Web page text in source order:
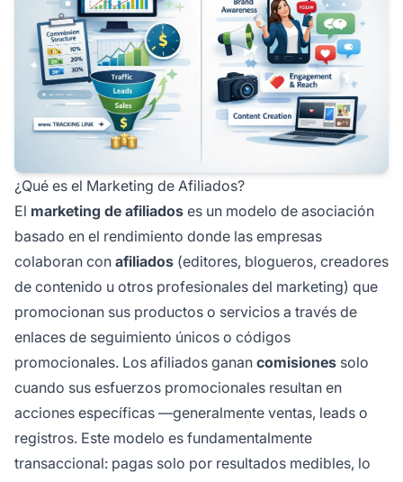
¿Qué es el Marketing de Afiliados?
El marketing de afiliados es un modelo de asociación
basado en el rendimiento donde las empresas
colaboran con afiliados (editores, blogueros, creadores
de contenido u otros profesionales del marketing) que
promocionan sus productos o servicios a través de
enlaces de seguimiento únicos o códigos
promocionales. Los afiliados ganan comisiones solo
cuando sus esfuerzos promocionales resultan en
acciones específicas —generalmente ventas, leads o
registros. Este modelo es fundamentalmente
transaccional: pagas solo por resultados medibles, lo